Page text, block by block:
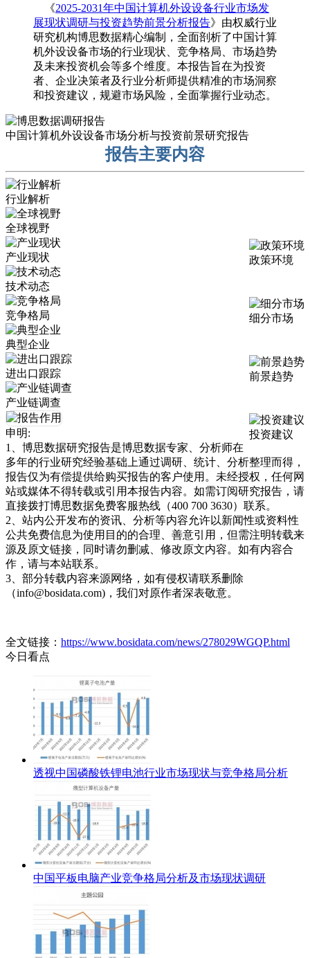
《2025-2031年中国计算机外设设备行业市场发
展现状调研与投资趋势前景分析报告》由权威行业
研究机构博思数据精心编制，全面剖析了中国计算
机外设设备市场的行业现状、竞争格局、市场趋势
及未来投资机会等多个维度。本报告旨在为投资
者、企业决策者及行业分析师提供精准的市场洞察
和投资建议，规避市场风险，全面掌握行业动态。
中国计算机外设设备市场分析与投资前景研究报告
报告主要内容
行业解析
全球视野
政策环境
产业现状
技术动态
细分市场
竞争格局
典型企业
前景趋势
进出口跟踪
产业链调查
投资建议
申明:
1、博思数据研究报告是博思数据专家、分析师在
多年的行业研究经验基础上通过调研、统计、分析整理而得，
报告仅为有偿提供给购买报告的客户使用。未经授权，任何网
站或媒体不得转载或引用本报告内容。如需订阅研究报告，请
直接拨打博思数据免费客服热线（400 700 3630）联系。
2、站内公开发布的资讯、分析等内容允许以新闻性或资料性
公共免费信息为使用目的的合理、善意引用，但需注明转载来
源及原文链接，同时请勿删减、修改原文内容。如有内容合
作，请与本站联系。
3、部分转载内容来源网络，如有侵权请联系删除
（info@bosidata.com)，我们对原作者深表敬意。
全文链接： https://www.bosidata.com/news/278029WGQP.html
今日看点
透视中国磷酸铁锂电池行业市场现状与竞争格局分析
中国平板电脑产业竞争格局分析及市场现状调研